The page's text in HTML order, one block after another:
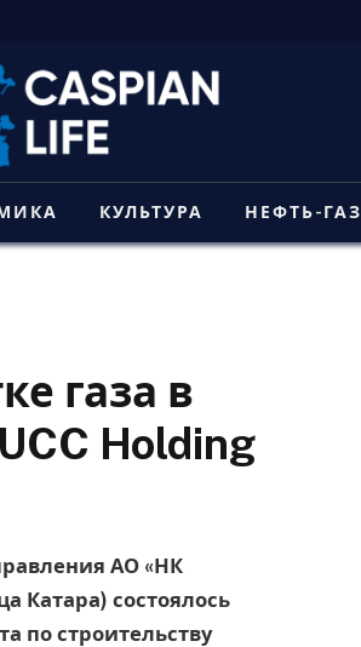
КУЛЬТУРА НЕФТЬ-ГАЗ
газа в
Holding
АО «НК
Катара) состоялось
по строительству